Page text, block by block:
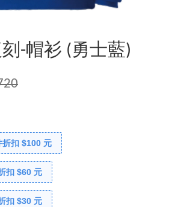
-帽衫 (勇士藍)
折扣 $100 元
扣 $60 元
扣 $30 元